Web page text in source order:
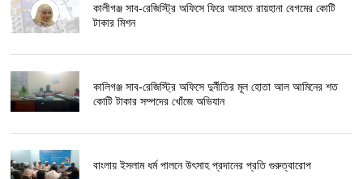
কালীগঞ্জ সাব-রেজিস্ট্রি অফিসে ফিরে আসতে রায়হানা বেগমের কোটি
টাকার মিশন
কালিগঞ্জ সাব-রেজিস্ট্রি অফিসে দুর্নীতির মূল হোতা আল আমিনের শত
কোটি টাকার সম্পদের খোঁজে অভিযান
বাংলায় ইসলাম ধর্ম পালনে উৎসাহ প্রদানের প্রতি গুরুত্বারোপ